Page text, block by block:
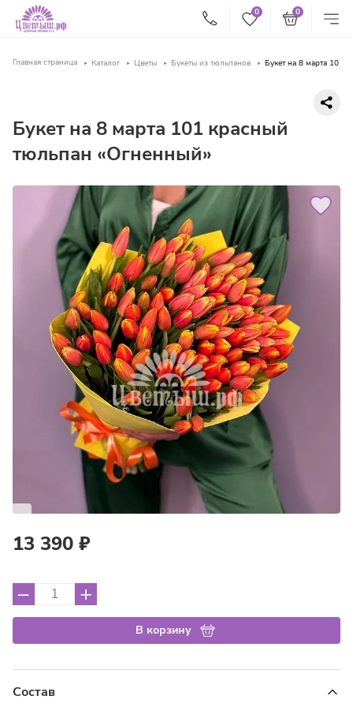
0 0
Главная страница Каталог Цветы Букеты из тюльпанов Букет на 8 марта 101
Букет на 8 марта 101 красный
тюльпан «Огненный»
13 390 ₽
– +
В корзину
Состав